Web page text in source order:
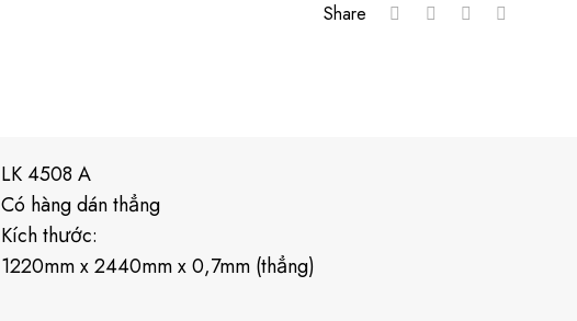
Share
LK 4508 A
Có hàng dán thẳng
Kích thước:
1220mm x 2440mm x 0,7mm (thẳng)